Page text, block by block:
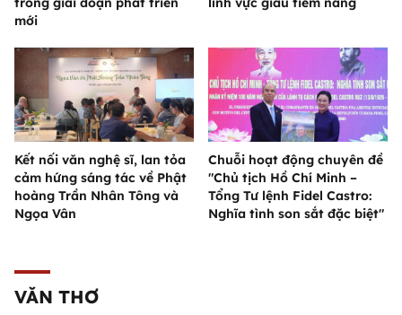
mới
Kết nối văn nghệ sĩ, lan tỏa
cảm hứng sáng tác về Phật
hoàng Trần Nhân Tông và
Ngọa Vân
Chuỗi hoạt động chuyên đề
"Chủ tịch Hồ Chí Minh –
Tổng Tư lệnh Fidel Castro:
Nghĩa tình son sắt đặc biệt"
VĂN THƠ